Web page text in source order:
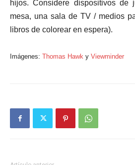
hijos. Considere dispositivos de
mesa, una sala de TV / medios
libros de colorear en espera).
Imágenes: Thomas Hawk y Viewminder